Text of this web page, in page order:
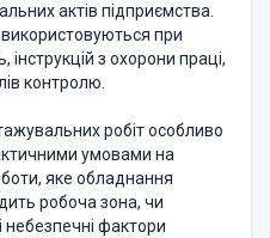
актів підприємства.
при
інструкцій з охорони праці,
контролю.
робіт особливо
умовами на
яке обладнання
робоча зона, чи
небезпечні фактори